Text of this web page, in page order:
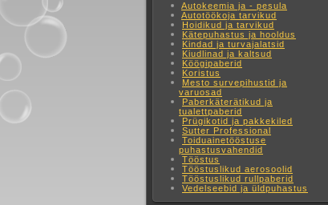
Autokeemia ja - pesula
Autotöökoja tarvikud
Hoidikud ja tarvikud
Kätepuhastus ja hooldus
Kindad ja turvajalatsid
Kiudlinad ja kaltsud
Köögipaberid
Koristus
Mesto survepihustid ja
varuosad
Paberkäterätikud ja
tualettpaberid
Prügikotid ja pakkekiled
Sutter Professional
Toiduainetööstuse
puhastusvahendid
Tööstus
Tööstuslikud aerosoolid
Tööstuslikud rullpaberid
Vedelseebid ja üldpuhastus